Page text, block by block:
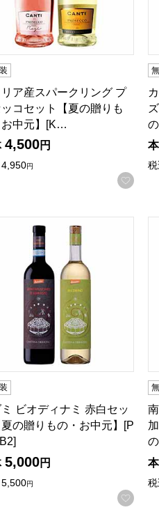
りに登録する
ア産スパークリング プ
ッコセット【夏の贈りも
お中元】[K…
4,500円
4,950円
お気
ット【夏の贈りもの・お中元
りに登録する
ミ ビオディナミ 赤白セット【
ビオディナミ 赤白セッ
夏の贈りもの・お中元】[P
5,000円
5,500円
お気